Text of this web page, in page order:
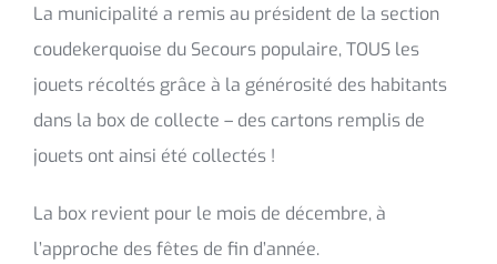
La municipalité a remis au président de la section
coudekerquoise du Secours populaire, TOUS les
jouets récoltés grâce à la générosité des habitants
dans la box de collecte – des cartons remplis de
jouets ont ainsi été collectés !
La box revient pour le mois de décembre, à
l’approche des fêtes de fin d’année.